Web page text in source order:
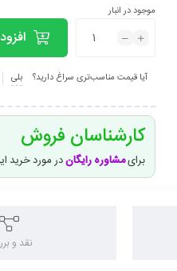
موجود در انبار
آیا قیمت مناسب‌تری سراغ دارید؟ بلی
کارشناسان فروش
برایمشاوره رایگان در مورد خرید
نقد و